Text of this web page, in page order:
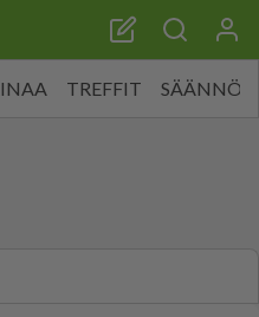
TREFFIT SÄÄNNÖT